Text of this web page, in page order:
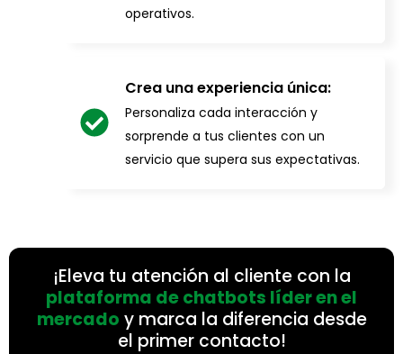
operativos.
Crea una experiencia única:
Personaliza cada interacción y
sorprende a tus clientes con un
servicio que supera sus expectativas.
¡Eleva tu atención al cliente con la
plataforma de chatbots líder en el
mercado y marca la diferencia desde
el primer contacto!